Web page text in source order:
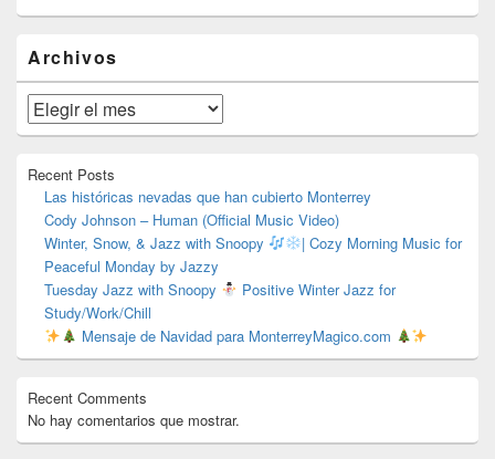
área
de
widget
barra
lateral
Archivos
Archivos
Recent Posts
Las históricas nevadas que han cubierto Monterrey
Cody Johnson – Human (Official Music Video)
Winter, Snow, & Jazz with Snoopy
| Cozy Morning Music for
Peaceful Monday by Jazzy
Tuesday Jazz with Snoopy
Positive Winter Jazz for
Study/Work/Chill
Mensaje de Navidad para MonterreyMagico.com
Recent Comments
No hay comentarios que mostrar.